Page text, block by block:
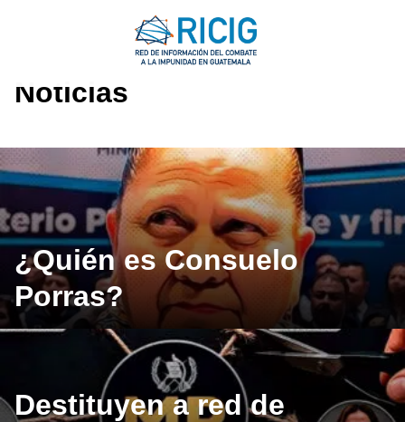
Noticias
¿Quién es Consuelo
Porras?
Destituyen a red de